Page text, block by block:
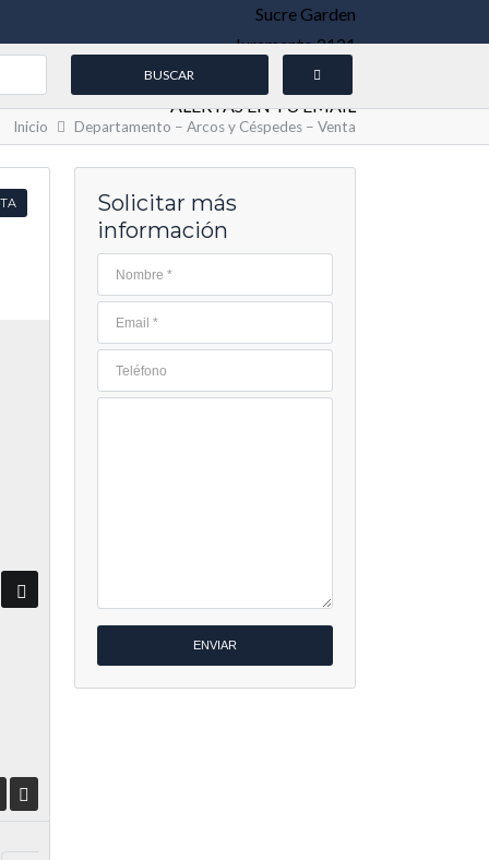
Sucre Garden
Juramento 2121
Weik Belgrano
ALERTAS EN TU EMAIL
Inicio Departamento – Arcos y Céspedes – Venta
Solicitar más
información